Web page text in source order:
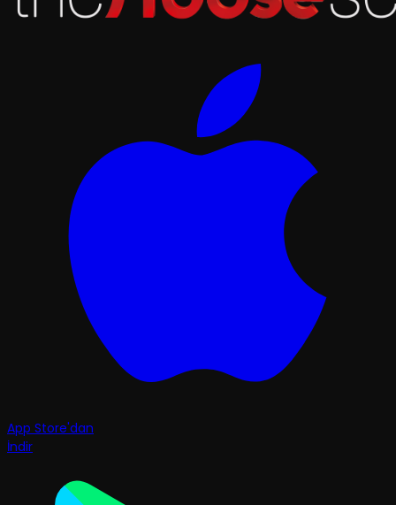
App Store'dan
İndir